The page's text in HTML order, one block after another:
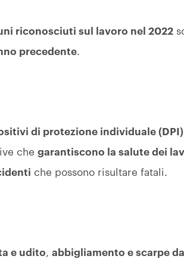
riconosciuti sul lavoro nel 2022
precedente.
di protezione individuale (DPI)
chegarantiscono la salute dei
che possono risultare fatali.
e udito,abbigliamento e scarpe